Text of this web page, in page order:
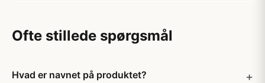
Ofte stillede spørgsmål
Hvad er navnet på produktet?